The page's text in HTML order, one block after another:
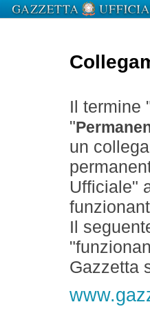
Il termine
"
un
Ufficiale"
Il
Gazzetta